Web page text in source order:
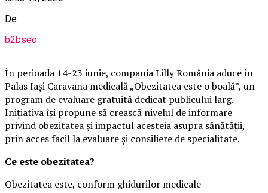
De
b2bseo
În perioada 14-23 iunie, compania Lilly România aduce în
Palas Iași Caravana medicală „Obezitatea este o boală”, un
program de evaluare gratuită dedicat publicului larg.
Inițiativa își propune să crească nivelul de informare
privind obezitatea și impactul acesteia asupra sănătății,
prin acces facil la evaluare și consiliere de specialitate.
Ce este obezitatea?
Obezitatea este, conform ghidurilor medicale